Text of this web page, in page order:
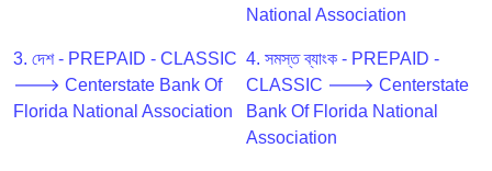
CC
Generator
from
Banks
National Association
3. দেশ - PREPAID - CLASSIC
🡒 Centerstate Bank Of
Florida National Association
4. সমস্ত ব্যাংক - PREPAID -
CLASSIC 🡒 Centerstate
Bank Of Florida National
Association